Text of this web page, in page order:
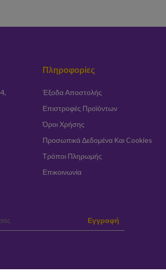
Πληροφορίες
Έξοδα Αποστολής
Επιστροφές Προϊόντων
Όροι Χρήσης
Προσωπικά Δεδομένα Και Cookies
Τρόποι Πληρωμής
Επικοινωνία
Εγγραφή